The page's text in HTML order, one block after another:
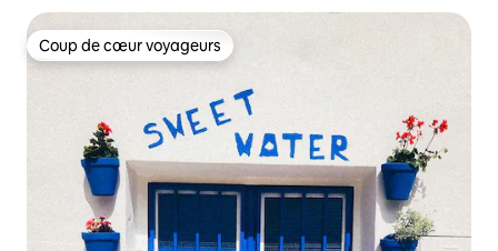
Coup de cœur voyageurs
Coup de cœur voyageurs